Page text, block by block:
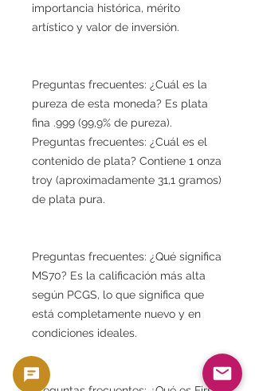
importancia histórica, mérito
artístico y valor de inversión.
Preguntas frecuentes: ¿Cuál es la
pureza de esta moneda? Es plata
fina .999 (99,9% de pureza).
Preguntas frecuentes: ¿Cuál es el
contenido de plata? Contiene 1 onza
troy (aproximadamente 31,1 gramos)
de plata pura.
Preguntas frecuentes: ¿Qué significa
MS70? Es la calificación más alta
según PCGS, lo que significa que
está completamente nuevo y en
condiciones ideales.